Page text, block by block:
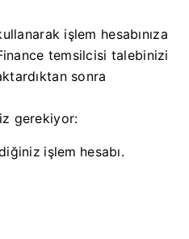
işlem hesabınıza
temsilcisi talebinizi
sonra
gerekiyor:
işlem hesabı.